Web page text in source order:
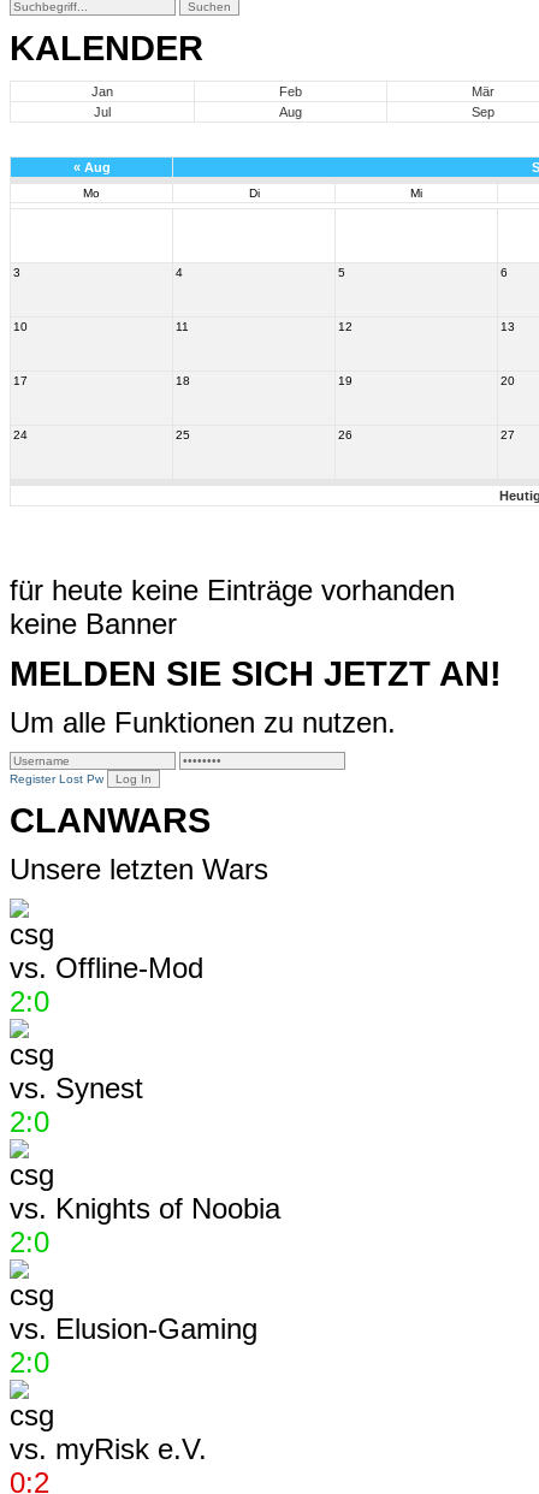
KALENDER
Jan Feb
Mär
Jul
Aug Sep
« Aug
Mo Di Mi
3 4 5 6
10 11 12 13
17 18 19 20
24 25 26 27
für heute keine Einträge vorhanden
keine Banner
MELDEN SIE SICH JETZT AN!
Um alle Funktionen zu nutzen.
Register Lost Pw
CLANWARS
Unsere letzten Wars
vs. Offline-Mod
2:0
vs. Synest
2:0
vs. Knights of Noobia
2:0
vs. Elusion-Gaming
2:0
vs. myRisk e.V.
0:2